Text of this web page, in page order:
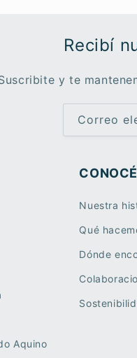
Recibí
y te
Correo
Aquino
Nuestra
Qué
Dónde